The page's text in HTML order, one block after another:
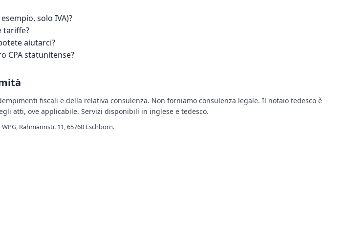
solo IVA)?
tariffe?
aiutarci?
CPA statunitense?
fiscali e della relativa consulenza. Non forniamo consulenza legale. Il notaio tedesco è
atti, ove applicabile. Servizi disponibili in inglese e tedesco.
Rahmannstr. 11, 65760 Eschborn.